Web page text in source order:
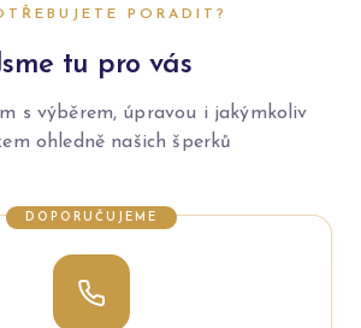
PORADIT?
tu pro vás
s výběrem, úpravou i jakýmkoliv
ohledně našich šperků
DOPORUČUJEME